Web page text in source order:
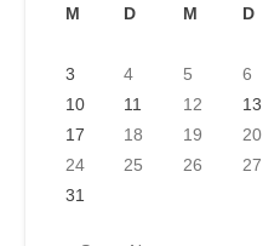
M
D M D
3
4 5 6
10
11 12 13
17
18 19 20
24
25 26 27
31